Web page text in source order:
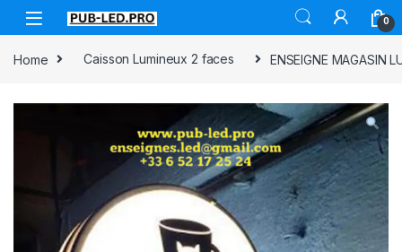
0
Home Caisson Lumineux 2 faces ENSEIGNE MAGASIN